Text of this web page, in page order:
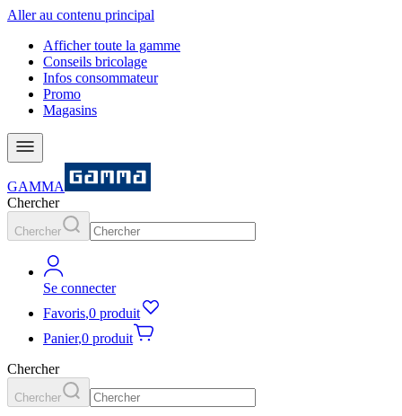
Aller au contenu principal
Afficher toute la gamme
Conseils bricolage
Infos consommateur
Promo
Magasins
GAMMA
Chercher
Chercher
Se connecter
Favoris,0 produit
Panier,0 produit
Chercher
Chercher